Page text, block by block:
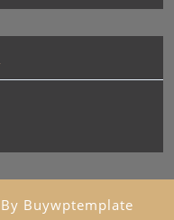
By Buywptemplate